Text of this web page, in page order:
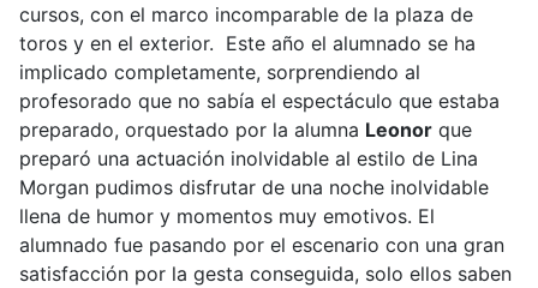
cursos, con el marco incomparable de la plaza de
toros y en el exterior. Este año el alumnado se ha
implicado completamente, sorprendiendo al
profesorado que no sabía el espectáculo que estaba
preparado, orquestado por la alumna Leonor que
preparó una actuación inolvidable al estilo de Lina
Morgan pudimos disfrutar de una noche inolvidable
llena de humor y momentos muy emotivos. El
alumnado fue pasando por el escenario con una gran
satisfacción por la gesta conseguida, solo ellos saben